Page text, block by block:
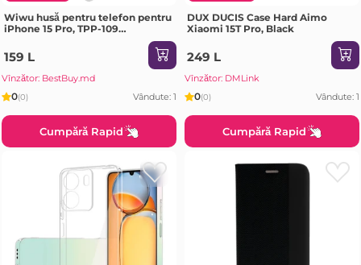
Wiwu husă pentru telefon pentru
iPhone 15 Pro, TPP-109
159 L
Vînzător: BestBuy.md
0(0) Vândute: 1
Cumpără Rapid
DUX DUCIS Case Hard Aimo
Xiaomi 15T Pro, Black
249 L
Vînzător: DMLink
0(0) Vândute: 1
Cumpără Rapid